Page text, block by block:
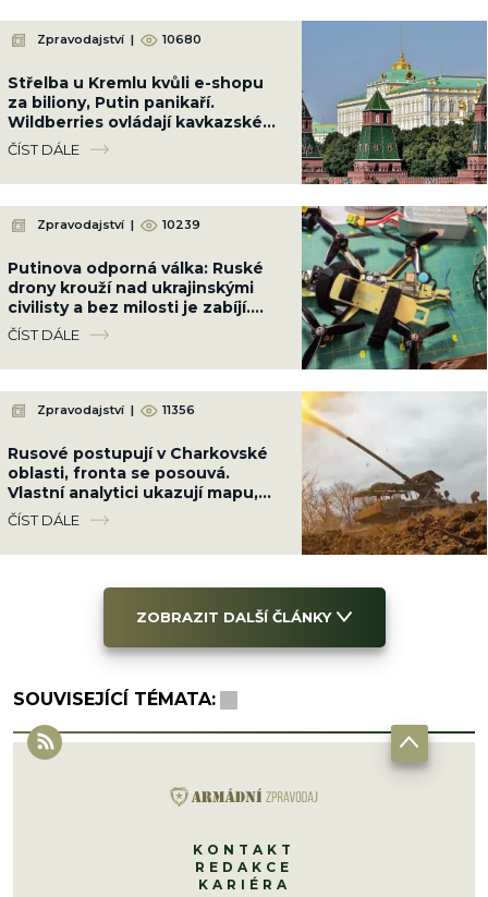
Zpravodajství | 10680
Střelba u Kremlu kvůli e-shopu
za biliony, Putin panikaří.
Wildberries ovládají kavkazské
klany a teď po něm jde i Kyjev
ČÍST DÁLE
Zpravodajství | 10239
Putinova odporná válka: Ruské
drony krouží nad ukrajinskými
civilisty a bez milosti je zabíjí.
Bezmála 1 000 mrtvých, z toho
179 dětí
ČÍST DÁLE
Zpravodajství | 11356
Rusové postupují v Charkovské
oblasti, fronta se posouvá.
Vlastní analytici ukazují mapu,
kde Ukrajinci ztrácejí pozice
ČÍST DÁLE
ZOBRAZIT DALŠÍ ČLÁNKY
SOUVISEJÍCÍ TÉMATA:
KONTAKT
REDAKCE
KARIÉRA